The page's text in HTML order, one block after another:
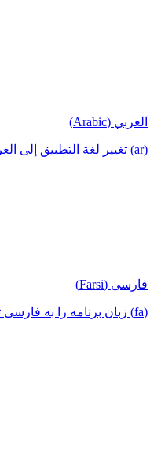
العربي (Arabic)
(ar) تغيير لغة التطبيق إلى العربية
فارسی (Farsi)
(fa) زبان برنامه را به فارسی تغییر دهید